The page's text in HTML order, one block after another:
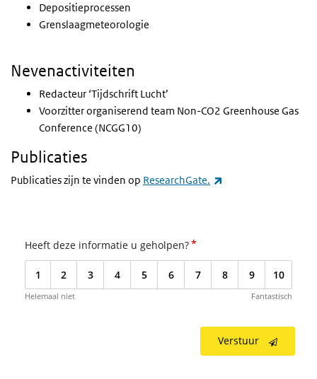
Depositieprocessen
Grenslaagmeteorologie
Nevenactiviteiten
Redacteur ‘Tijdschrift Lucht’
Voorzitter organiserend team Non-CO2 Greenhouse Gas
Conference (NCGG10)
Publicaties
Publicaties zijn te vinden op ResearchGate.
Heeft deze informatie u geholpen?*
1 2 3 4 5 6 7 8 9 10
Helemaal niet Fantastisch
Verstuur